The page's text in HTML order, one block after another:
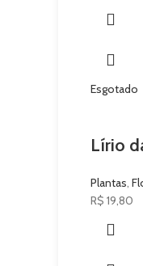
Esgotado
Lírio
Plantas,
R$ 19,80